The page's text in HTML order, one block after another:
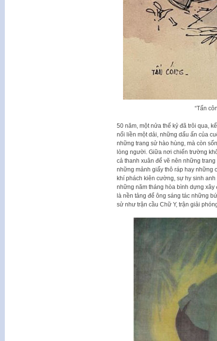
“Tấn
50 năm, một nửa thế kỷ đã trôi qua,
nối liền một dải, những dấu ấn của
những trang sử hào hùng, mà còn
lòng người. Giữa nơi chiến trường
cả thanh xuân để vẽ nên những
những mảnh giấy thô ráp hay những
khí phách kiên cường, sự hy sinh
những năm tháng hòa bình dựng
là nền tảng để ông sáng tác những
sử như trận cầu Chữ Y, trận giải